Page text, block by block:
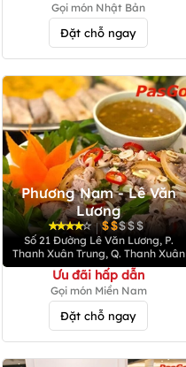
Gọi món Nhật Bản
Đặt chỗ ngay
Phương Nam - Lê Văn
Lương
|
Số 21 Đường Lê Văn Lương, P.
Thanh Xuân Trung, Q. Thanh Xuân
Ưu đãi hấp dẫn
Gọi món Miền Nam
Đặt chỗ ngay